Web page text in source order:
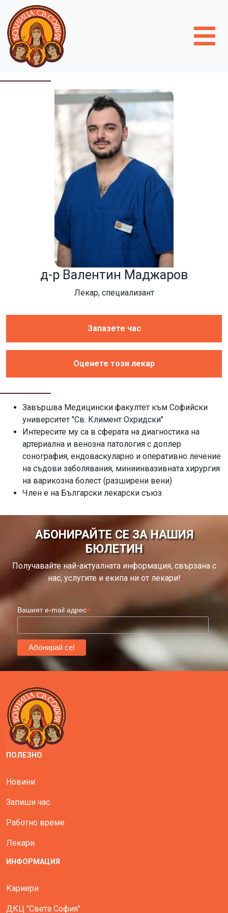
д-р Валентин Маджаров
Лекар, специализант
Запазете час
Оценете този лекар
Завършва Медицински факултет към Софийски
университет "Св. Климент Охридски"
Интересите му са в сферата на диагностика на
артериална и венозна патология с доплер
сонография, ендоваскуларно и оперативно лечение
на съдови заболявания, миниинвазивната хирургия
на варикозна болест (разширени вени)
Член е на Български лекарски съюз
АБОНИРАЙТЕ СЕ ЗА НАШИЯ
БЮЛЕТИН
Получавайте най-актуалната информация, свързана с
нас, услугите и екипа ни от лекари!
Вашият e-mail адрес*
ПОЛЕЗНО
Новини
Запиши час
Работно време
Лекари
ИНФОРМАЦИЯ
Кариери
ДКЦ "Света София"